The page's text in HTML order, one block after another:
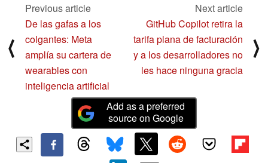
⟨
Previous article
De las gafas a los
colgantes: Meta
amplía su cartera de
wearables con
inteligencia artificial
Next article
GitHub Copilot retira la
tarifa plana de facturación
y a los desarrolladores no
les hace ninguna gracia
⟩
Add as a preferred
source on Google